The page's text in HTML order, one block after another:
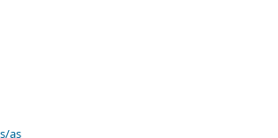
as